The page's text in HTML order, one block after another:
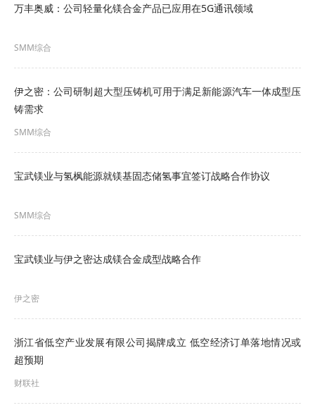
万丰奥威：公司轻量化镁合金产品已应用在5G通讯领域
SMM综合
伊之密：公司研制超大型压铸机可用于满足新能源汽车一体成型压
铸需求
SMM综合
宝武镁业与氢枫能源就镁基固态储氢事宜签订战略合作协议
SMM综合
宝武镁业与伊之密达成镁合金成型战略合作
伊之密
浙江省低空产业发展有限公司揭牌成立 低空经济订单落地情况或
超预期
财联社